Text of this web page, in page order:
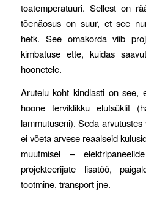
toatemperatuuri. Sellest on
tõenäosus on suur, et see
hetk. See omakorda viib
kimbatuse ette, kuidas
hoonetele.
Arutelu koht kindlasti on see,
hoone terviklikku elutsüklit
lammutuseni). Seda
ei võeta arvese reaalseid
muutmisel –
projekteerijate lisatöö,
tootmine, transport jne.